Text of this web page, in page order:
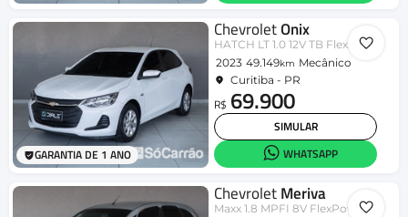
GARANTIA DE 1 ANO
ChevroletOnix
HATCH LT 1.0 12V TB Flex 5p Mec.
2023 49.149km Mecânico
Curitiba - PR
R$ 69.900
SIMULAR
WHATSAPP
ChevroletMeriva
Maxx 1.8 MPFI 8V FlexPower